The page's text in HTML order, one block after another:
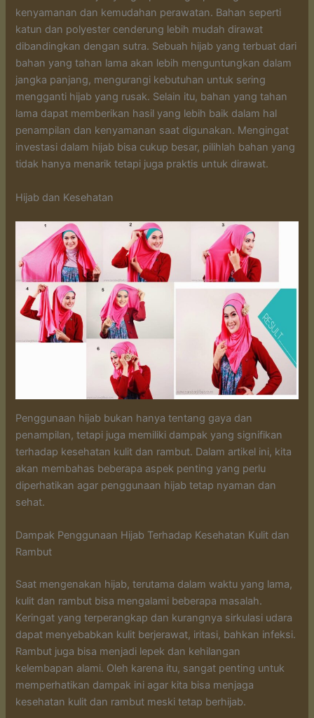
kenyamanan dan kemudahan perawatan. Bahan seperti
katun dan polyester cenderung lebih mudah dirawat
dibandingkan dengan sutra. Sebuah hijab yang terbuat dari
bahan yang tahan lama akan lebih menguntungkan dalam
jangka panjang, mengurangi kebutuhan untuk sering
mengganti hijab yang rusak. Selain itu, bahan yang tahan
lama dapat memberikan hasil yang lebih baik dalam hal
penampilan dan kenyamanan saat digunakan. Mengingat
investasi dalam hijab bisa cukup besar, pilihlah bahan yang
tidak hanya menarik tetapi juga praktis untuk dirawat.
Hijab dan Kesehatan
Penggunaan hijab bukan hanya tentang gaya dan
penampilan, tetapi juga memiliki dampak yang signifikan
terhadap kesehatan kulit dan rambut. Dalam artikel ini, kita
akan membahas beberapa aspek penting yang perlu
diperhatikan agar penggunaan hijab tetap nyaman dan
sehat.
Dampak Penggunaan Hijab Terhadap Kesehatan Kulit dan
Rambut
Saat mengenakan hijab, terutama dalam waktu yang lama,
kulit dan rambut bisa mengalami beberapa masalah.
Keringat yang terperangkap dan kurangnya sirkulasi udara
dapat menyebabkan kulit berjerawat, iritasi, bahkan infeksi.
Rambut juga bisa menjadi lepek dan kehilangan
kelembapan alami. Oleh karena itu, sangat penting untuk
memperhatikan dampak ini agar kita bisa menjaga
kesehatan kulit dan rambut meski tetap berhijab.